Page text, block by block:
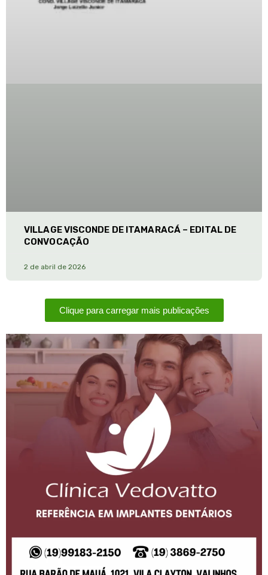
VILLAGE VISCONDE DE ITAMARACÁ – EDITAL DE
CONVOCAÇÃO
2 de abril de 2026
Clique para carregar mais publicações